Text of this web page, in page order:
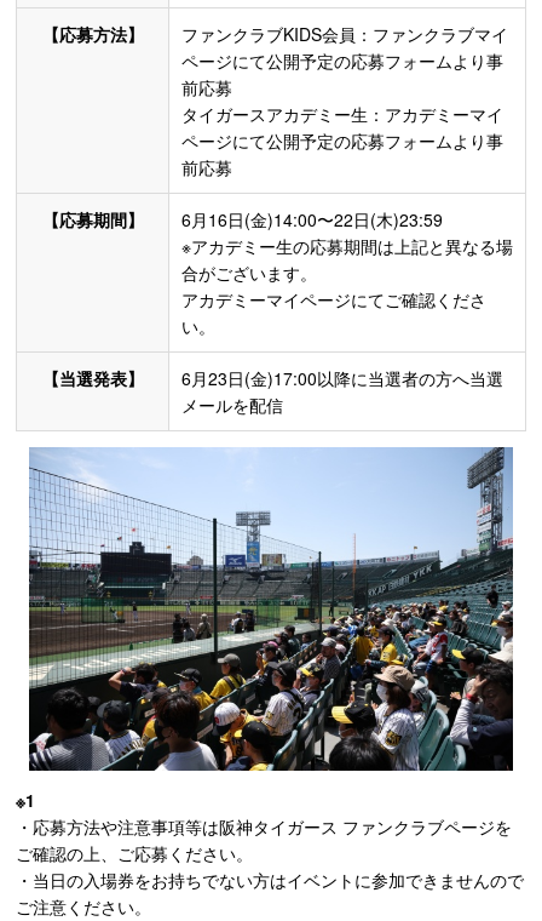
【応募方法】
ファンクラブKIDS会員：ファンクラブマイ
ページにて公開予定の応募フォームより事
前応募
タイガースアカデミー生：アカデミーマイ
ページにて公開予定の応募フォームより事
前応募
【応募期間】
6月16日(金)14:00〜22日(木)23:59
※アカデミー生の応募期間は上記と異なる場
合がございます。
アカデミーマイページにてご確認くださ
い。
【当選発表】
6月23日(金)17:00以降に当選者の方へ当選
メールを配信
※1
・応募方法や注意事項等は阪神タイガース ファンクラブページを
ご確認の上、ご応募ください。
・当日の入場券をお持ちでない方はイベントに参加できませんので
ご注意ください。